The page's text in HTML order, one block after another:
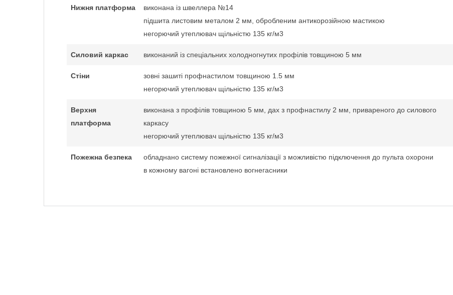
Нижня платформа
виконана із швеллера №14
підшита листовим металом 2 мм, обробленим антикорозійною мастикою
негорючий утеплювач щільністю 135 кг/м3
Силовий каркас виконаний із спеціальних холодногнутих профілів товщиною 5 мм
Стіни
зовні зашиті профнастилом товщиною 1.5 мм
негорючий утеплювач щільністю 135 кг/м3
Верхня
платформа
виконана з профілів товщиною 5 мм, дах з профнастилу 2 мм, привареного до силового
каркасу
негорючий утеплювач щільністю 135 кг/м3
Пожежна безпека
обладнано систему пожежної сигналізації з можливістю підключення до пульта охорони
в кожному вагоні встановлено вогнегасники